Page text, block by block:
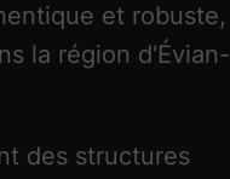
et robuste,
la région d'Évian-
des structures